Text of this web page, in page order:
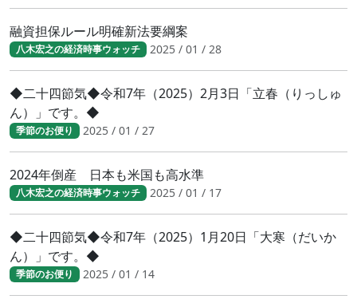
融資担保ルール明確新法要綱案
八木宏之の経済時事ウォッチ 2025 / 01 / 28
◆二十四節気◆令和7年（2025）2月3日「立春（りっしゅ
ん）」です。◆
季節のお便り 2025 / 01 / 27
2024年倒産 日本も米国も高水準
八木宏之の経済時事ウォッチ 2025 / 01 / 17
◆二十四節気◆令和7年（2025）1月20日「大寒（だいか
ん）」です。◆
季節のお便り 2025 / 01 / 14